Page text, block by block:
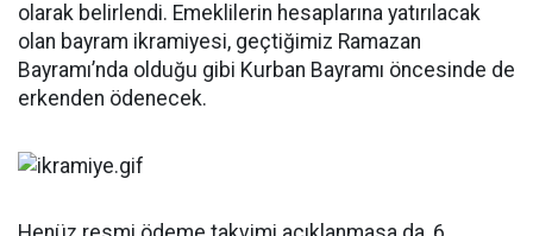
olarak belirlendi. Emeklilerin hesaplarına yatırılacak
olan bayram ikramiyesi, geçtiğimiz Ramazan
Bayramı’nda olduğu gibi Kurban Bayramı öncesinde de
erkenden ödenecek.